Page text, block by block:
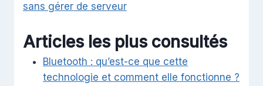
sans gérer de serveur
Articles les plus consultés
Bluetooth : qu’est-ce que cette
technologie et comment elle fonctionne ?